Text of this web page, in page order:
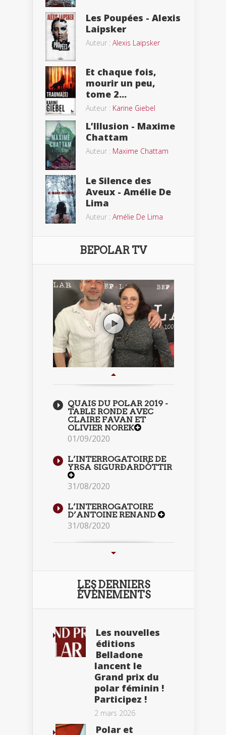
Les Poupées - Alexis
Laipsker
Auteur : Alexis Laipsker
Et chaque fois,
mourir un peu,
tome 2...
Auteur : Karine Giebel
L’Illusion - Maxime
Chattam
Auteur : Maxime Chattam
Le Silence des
Aveux - Amélie De
Lima
Auteur : Amélie De Lima
BEPOLAR TV
QUAIS DU POLAR 2019 -
TABLE RONDE AVEC
CLAIRE FAVAN ET
OLIVIER NOREK
01/09/2020
L’INTERROGATOIRE DE
YRSA SIGURÐARDÓTTIR
31/08/2020
L’INTERROGATOIRE
D’ANTOINE RENAND
31/08/2020
LES DERNIERS
ÉVÈNEMENTS
Les nouvelles
éditions
Belladone
lancent le
Grand prix du
polar féminin !
Participez !
2 mars 2026
Polar et